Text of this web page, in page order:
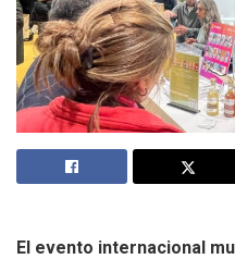
El evento internacional